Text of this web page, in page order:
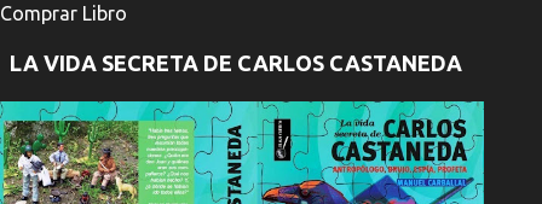
Comprar Libro
LA VIDA SECRETA DE CARLOS CASTANEDA